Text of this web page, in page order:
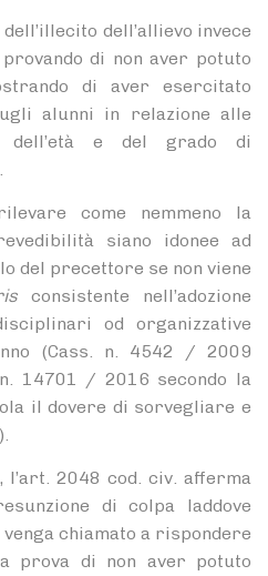
dell’allievo invece
di non aver potuto
di aver esercitato
alunni in relazione alle
dell’età e del grado di
come nemmeno la
siano idonee ad
del precettore se non viene
consistente nell’adozione
od organizzative
(Cass. n. 4542 / 2009
14701 / 2016 secondo la
il dovere di sorvegliare e
2048 cod. civ. afferma
di colpa laddove
venga chiamato a rispondere
prova di non aver potuto